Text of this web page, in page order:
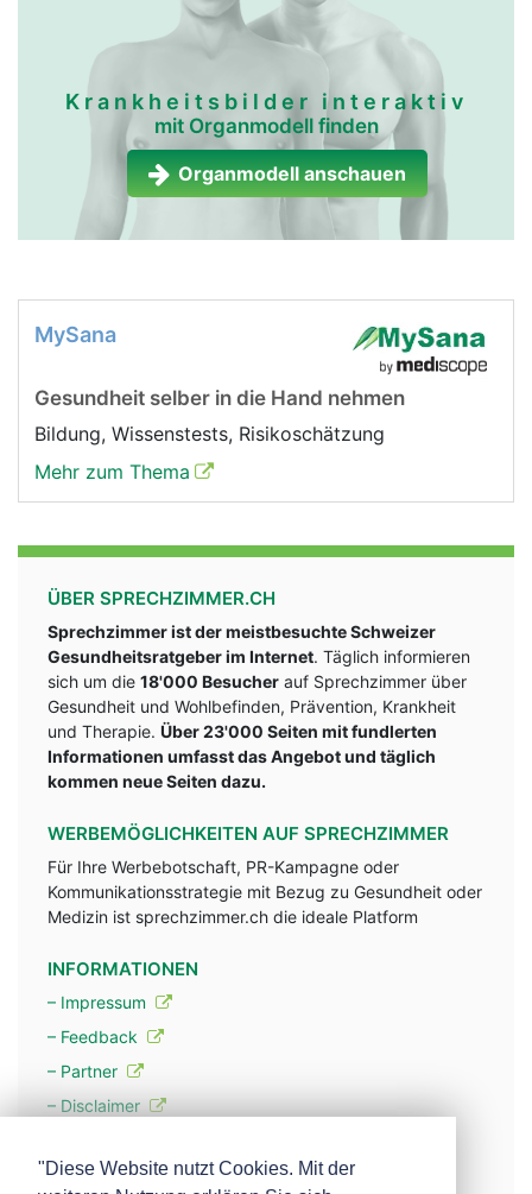
Krankheitsbilder interaktiv
mit Organmodell finden
Organmodell anschauen
MySana
Gesundheit selber in die Hand nehmen
Bildung, Wissenstests, Risikoschätzung
Mehr zum Thema
ÜBER SPRECHZIMMER.CH
Sprechzimmer ist der meistbesuchte Schweizer
Gesundheitsratgeber im Internet. Täglich informieren
sich um die 18'000 Besucher auf Sprechzimmer über
Gesundheit und Wohlbefinden, Prävention, Krankheit
und Therapie. Über 23'000 Seiten mit fundlerten
Informationen umfasst das Angebot und täglich
kommen neue Seiten dazu.
WERBEMÖGLICHKEITEN AUF SPRECHZIMMER
Für Ihre Werbebotschaft, PR-Kampagne oder
Kommunikationsstrategie mit Bezug zu Gesundheit oder
Medizin ist sprechzimmer.ch die ideale Platform
INFORMATIONEN
– Impressum
– Feedback
– Partner
– Disclaimer
"Diese Website nutzt Cookies. Mit der